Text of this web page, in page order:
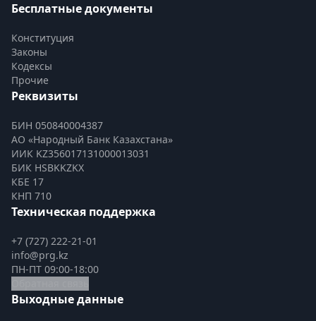
Бесплатные документы
Конституция
Законы
Кодексы
Прочие
Реквизиты
БИН 050840004387
АО «Народный Банк Казахстана»
ИИК KZ356017131000013031
БИК HSBKKZKX
КБЕ 17
КНП 710
Техническая поддержка
+7 (727) 222-21-01
info@prg.kz
ПН-ПТ 09:00-18:00
Выходные данные